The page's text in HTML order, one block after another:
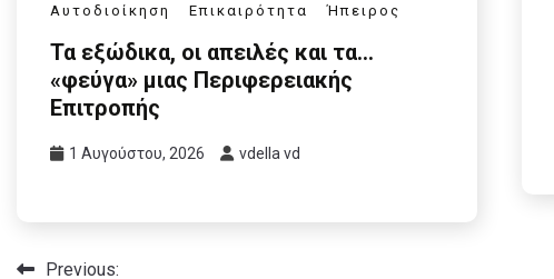
Αυτοδιοίκηση Επικαιρότητα Ήπειρος
Τα εξώδικα, οι απειλές και τα…
«φεύγα» μιας Περιφερειακής
Επιτροπής
1 Αυγούστου, 2026 vdella vd
Previous: